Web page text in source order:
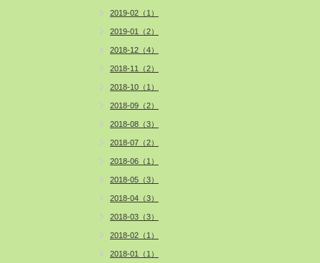
2019-02（1）
2019-01（2）
2018-12（4）
2018-11（2）
2018-10（1）
2018-09（2）
2018-08（3）
2018-07（2）
2018-06（1）
2018-05（3）
2018-04（3）
2018-03（3）
2018-02（1）
2018-01（1）